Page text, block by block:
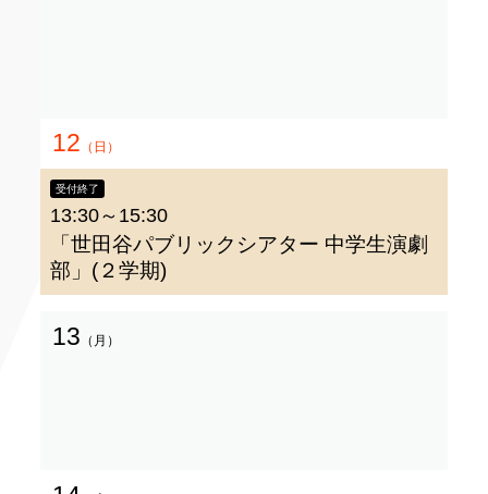
12 （日）
受付終了
「世田谷パブリックシアター 中学生演劇
部」(２学期)
13:30～15:30
13 （月）